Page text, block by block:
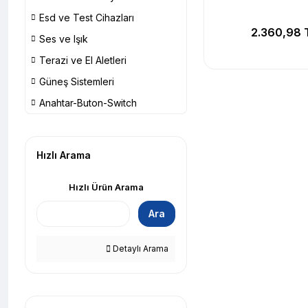
Esd ve Test Cihazları
Ses ve Işık
Terazi ve El Aletleri
Güneş Sistemleri
Anahtar-Buton-Switch
Hızlı Arama
Hızlı Ürün Arama
Ara
Detaylı Arama
2.360,98